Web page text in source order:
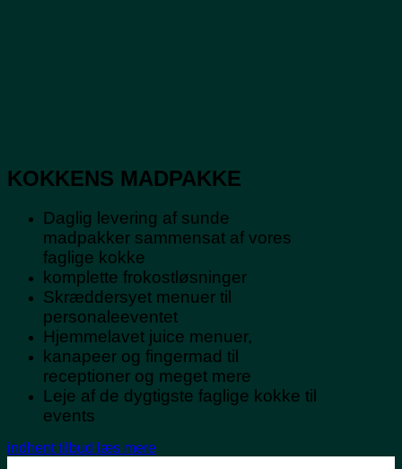
KOKKENS MADPAKKE
Daglig levering af sunde
madpakker sammensat af vores
faglige kokke
komplette frokostløsninger
Skræddersyet menuer til
personaleeventet
Hjemmelavet juice menuer,
kanapeer og fingermad til
receptioner og meget mere
Leje af de dygtigste faglige kokke til
events
indhent tilbud læs mere